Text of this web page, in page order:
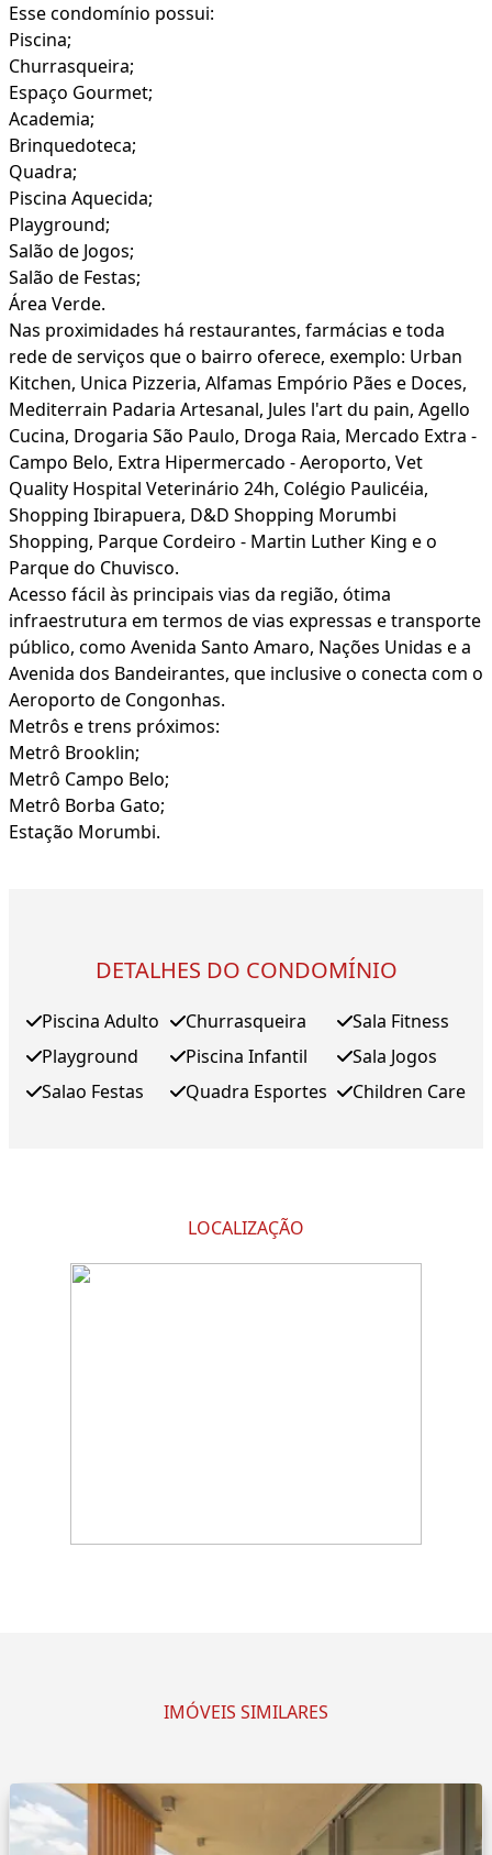
Esse condomínio possui:
Piscina;
Churrasqueira;
Espaço Gourmet;
Academia;
Brinquedoteca;
Quadra;
Piscina Aquecida;
Playground;
Salão de Jogos;
Salão de Festas;
Área Verde.
Nas proximidades há restaurantes, farmácias e toda
rede de serviços que o bairro oferece, exemplo: Urban
Kitchen, Unica Pizzeria, Alfamas Empório Pães e Doces,
Mediterrain Padaria Artesanal, Jules l'art du pain, Agello
Cucina, Drogaria São Paulo, Droga Raia, Mercado Extra -
Campo Belo, Extra Hipermercado - Aeroporto, Vet
Quality Hospital Veterinário 24h, Colégio Paulicéia,
Shopping Ibirapuera, D&D Shopping Morumbi
Shopping, Parque Cordeiro - Martin Luther King e o
Parque do Chuvisco.
Acesso fácil às principais vias da região, ótima
infraestrutura em termos de vias expressas e transporte
público, como Avenida Santo Amaro, Nações Unidas e a
Avenida dos Bandeirantes, que inclusive o conecta com o
Aeroporto de Congonhas.
Metrôs e trens próximos:
Metrô Brooklin;
Metrô Campo Belo;
Metrô Borba Gato;
Estação Morumbi.
DETALHES DO CONDOMÍNIO
Piscina Adulto
Playground
Salao Festas
Churrasqueira
Piscina Infantil
Quadra Esportes
Sala Fitness
Sala Jogos
Children Care
LOCALIZAÇÃO
IMÓVEIS SIMILARES